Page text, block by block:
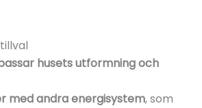
husets utformning och
med andra energisystem, som